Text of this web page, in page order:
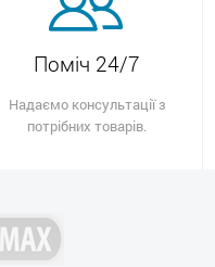
Поміч 24/7
Надаємо консультації з
потрібних товарів.